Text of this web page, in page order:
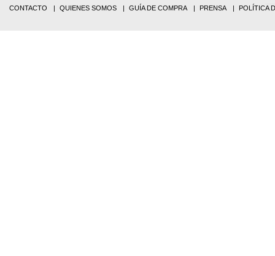
CONTACTO QUIENES SOMOS GUÍA DE COMPRA PRENSA POLÍTICA